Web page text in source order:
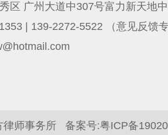
区 广州大道中307号富力新天地
| 139-2272-5522 （意见反馈
律师事务所 备案号:粤ICP备